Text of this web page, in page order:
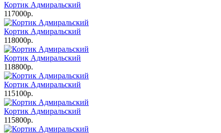
Кортик Адмиральский
117000р.
Кортик Адмиральский
118000р.
Кортик Адмиральский
118800р.
Кортик Адмиральский
115100р.
Кортик Адмиральский
115800р.